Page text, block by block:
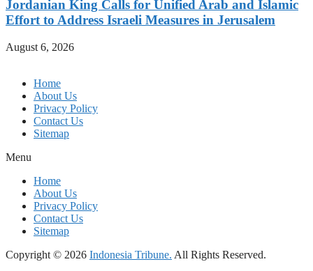
Jordanian King Calls for Unified Arab and Islamic
Effort to Address Israeli Measures in Jerusalem
August 6, 2026
Home
About Us
Privacy Policy
Contact Us
Sitemap
Menu
Home
About Us
Privacy Policy
Contact Us
Sitemap
Copyright © 2026 Indonesia Tribune. All Rights Reserved.